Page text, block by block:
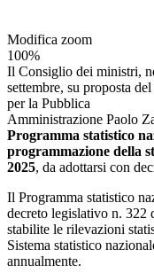
Modifica zoom
100%
Il Consiglio dei ministri,
settembre, su proposta
per la Pubblica
Amministrazione Paolo
Programma statistico
programmazione della
2025, da adottarsi con
Il Programma statistico
decreto legislativo n. 322
stabilite le rilevazioni
Sistema statistico
annualmente.